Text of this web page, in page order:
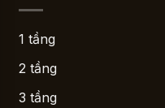
1 tầng
2 tầng
3 tầng